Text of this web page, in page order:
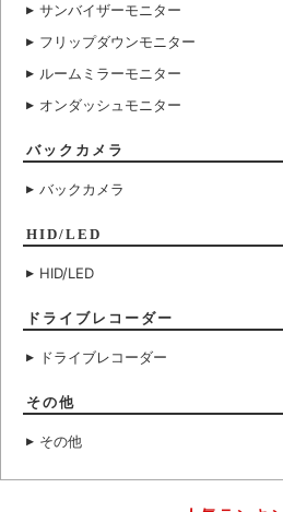
サンバイザーモニター
フリップダウンモニター
ルームミラーモニター
オンダッシュモニター
バックカメラ
バックカメラ
HID/LED
HID/LED
ドライブレコーダー
ドライブレコーダー
その他
その他